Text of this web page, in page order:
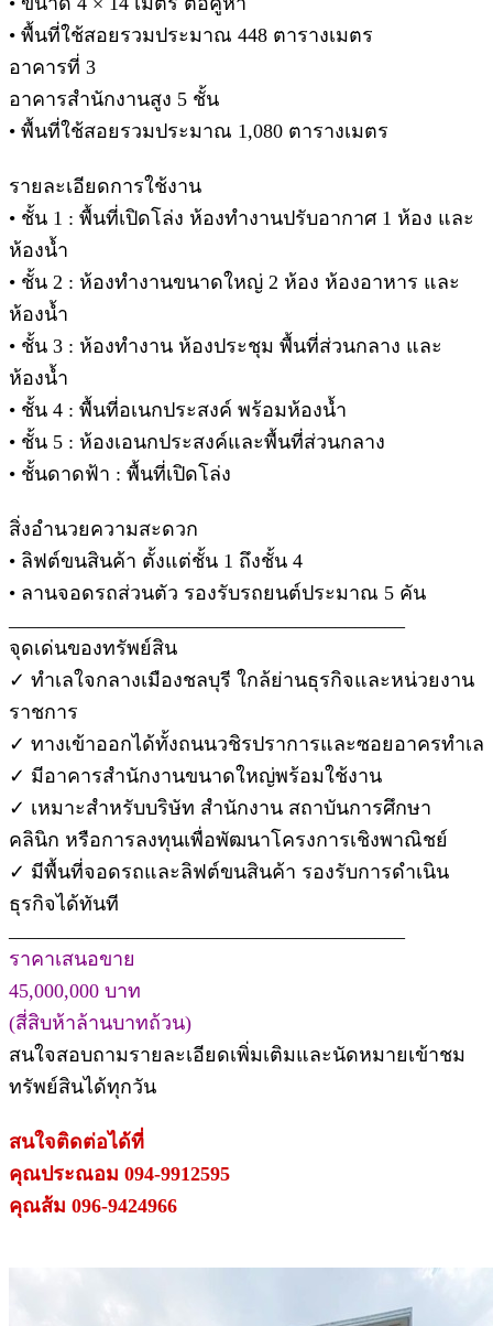
• พื้นที่ใช้สอยรวมประมาณ 448 ตารางเมตร
อาคารที่ 3
อาคารสำนักงานสูง 5 ชั้น
• พื้นที่ใช้สอยรวมประมาณ 1,080 ตารางเมตร
รายละเอียดการใช้งาน
• ชั้น 1 : พื้นที่เปิดโล่ง ห้องทำงานปรับอากาศ 1 ห้อง และ
ห้องน้ำ
• ชั้น 2 : ห้องทำงานขนาดใหญ่ 2 ห้อง ห้องอาหาร และ
ห้องน้ำ
• ชั้น 3 : ห้องทำงาน ห้องประชุม พื้นที่ส่วนกลาง และ
ห้องน้ำ
• ชั้น 4 : พื้นที่อเนกประสงค์ พร้อมห้องน้ำ
• ชั้น 5 : ห้องเอนกประสงค์และพื้นที่ส่วนกลาง
• ชั้นดาดฟ้า : พื้นที่เปิดโล่ง
สิ่งอำนวยความสะดวก
• ลิฟต์ขนสินค้า ตั้งแต่ชั้น 1 ถึงชั้น 4
• ลานจอดรถส่วนตัว รองรับรถยนต์ประมาณ 5 คัน
จุดเด่นของทรัพย์สิน
✓ ทำเลใจกลางเมืองชลบุรี ใกล้ย่านธุรกิจและหน่วยงาน
ราชการ
✓ ทางเข้าออกได้ทั้งถนนวชิรปราการและซอยอาครทำเล
✓ มีอาคารสำนักงานขนาดใหญ่พร้อมใช้งาน
✓ เหมาะสำหรับบริษัท สำนักงาน สถาบันการศึกษา
คลินิก หรือการลงทุนเพื่อพัฒนาโครงการเชิงพาณิชย์
✓ มีพื้นที่จอดรถและลิฟต์ขนสินค้า รองรับการดำเนิน
ธุรกิจได้ทันที
ราคาเสนอขาย
45,000,000 บาท
(สี่สิบห้าล้านบาทถ้วน)
สนใจสอบถามรายละเอียดเพิ่มเติมและนัดหมายเข้าชม
ทรัพย์สินได้ทุกวัน
สนใจติดต่อได้ที่
คุณประณอม 094-9912595
คุณส้ม 096-9424966